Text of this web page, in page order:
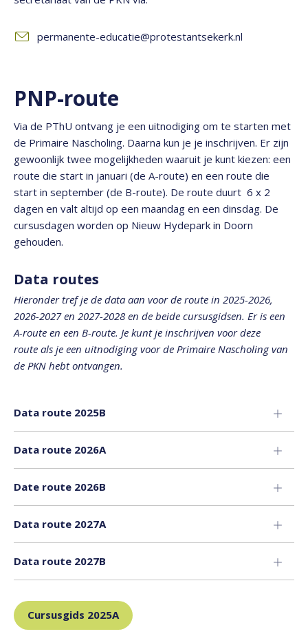
permanente-educatie@protestantsekerk.nl
PNP-route
Via de PThU ontvang je een uitnodiging om te starten met
de Primaire Nascholing. Daarna kun je je inschrijven. Er zijn
gewoonlijk twee mogelijkheden waaruit je kunt kiezen: een
route die start in januari (de A-route) en een route die
start in september (de B-route). De route duurt 6 x 2
dagen en valt altijd op een maandag en een dinsdag. De
cursusdagen worden op Nieuw Hydepark in Doorn
gehouden.
Data routes
Hieronder tref je de data aan voor de route in 2025-2026,
2026-2027 en 2027-2028 en de beide cursusgidsen. Er is een
A-route en een B-route. Je kunt je inschrijven voor deze
route als je een uitnodiging voor de Primaire Nascholing van
de PKN hebt ontvangen.
Data route 2025B
Data route 2026A
Date route 2026B
Data route 2027A
Data route 2027B
Cursusgids 2025A